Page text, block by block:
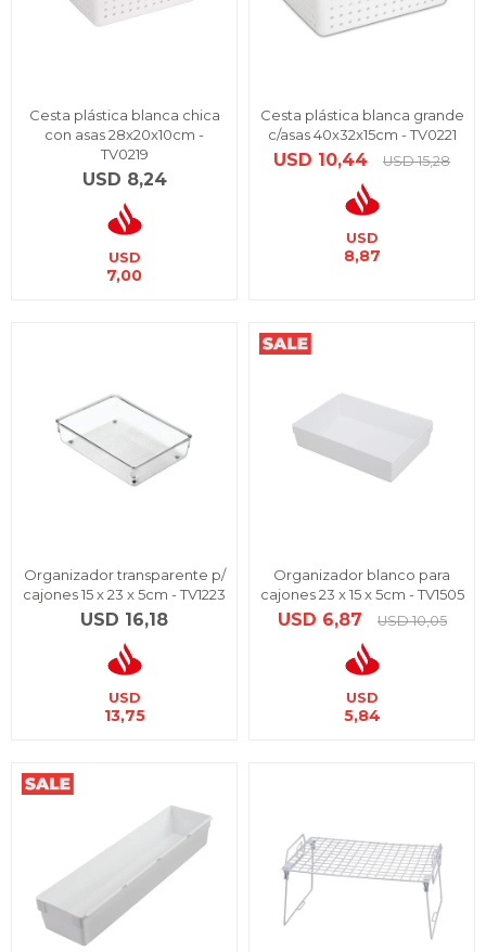
Cesta plástica blanca chica
con asas 28x20x10cm -
TV0219
USD 8,24
USD
7,00
Cesta plástica blanca grande
c/asas 40x32x15cm - TV0221
USD 10,44 USD 15,28
USD
8,87
Organizador transparente p/
cajones 15 x 23 x 5cm - TV1223
USD 16,18
USD
13,75
Organizador blanco para
cajones 23 x 15 x 5cm - TV1505
USD 6,87 USD 10,05
USD
5,84